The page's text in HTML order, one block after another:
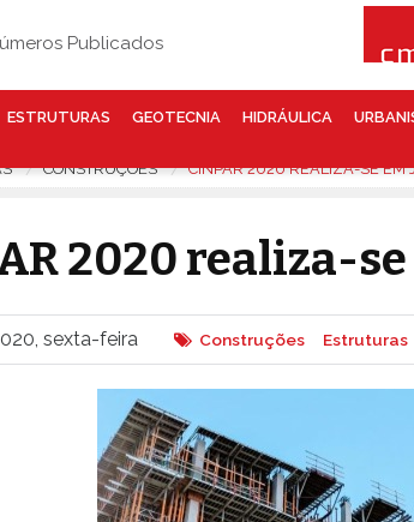
Publicados
ESTRUTURAS GEOTECNIA HIDRÁULICA
CONSTRUÇÕES CINPAR 2020 REALIZA-SE EM
2020 realiza-
sexta-feira Construções Estruturas